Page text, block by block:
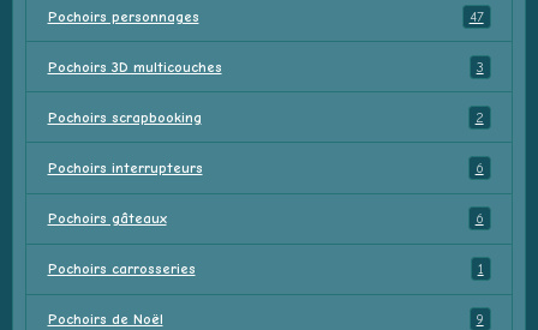
Pochoirs personnages 47
Pochoirs 3D multicouches 3
Pochoirs scrapbooking 2
Pochoirs interrupteurs 6
Pochoirs gâteaux 6
Pochoirs carrosseries 1
Pochoirs de Noël 9